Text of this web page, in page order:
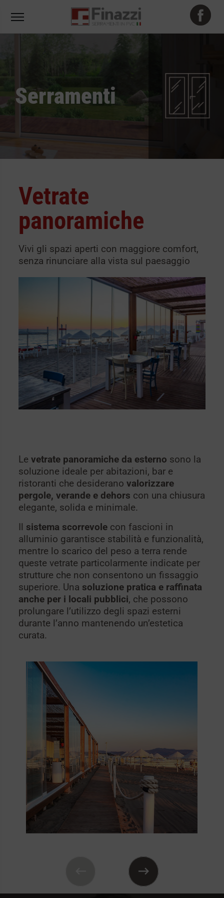
Serramenti
Vetrate
panoramiche
Vivi gli spazi aperti con maggiore comfort,
senza rinunciare alla vista sul paesaggio
Levetrate panoramiche da esterno sono la
soluzione ideale per abitazioni, bar e
ristoranti che desideranovalorizzare
pergole, verande e dehors con una chiusura
elegante, solida e minimale.
Il sistema scorrevole con fascioni in
alluminio garantisce stabilità e funzionalità,
mentre lo scarico del peso a terra rende
queste vetrate particolarmente indicate per
strutture che non consentono un fissaggio
superiore. Una soluzione pratica e raffinata
anche per i locali pubblici, che possono
prolungare l’utilizzo degli spazi esterni
durante l’anno mantenendo un’estetica
curata.